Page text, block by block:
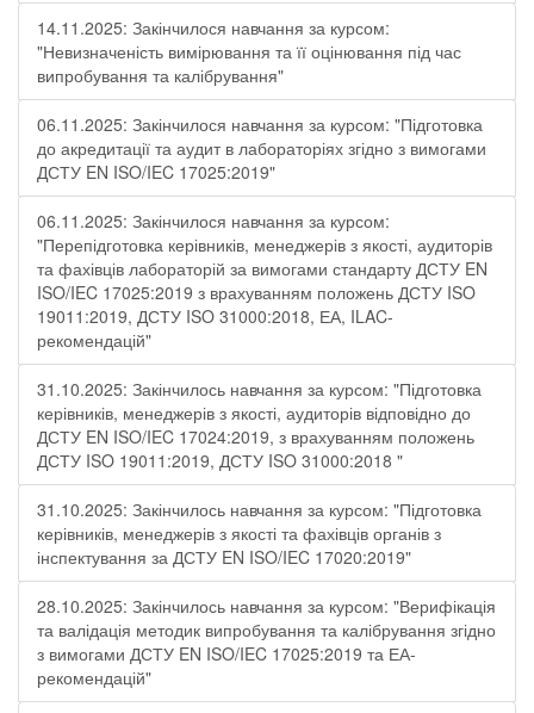
14.11.2025: Закінчилося навчання за курсом:
"Невизначеність вимірювання та її оцінювання під час
випробування та калібрування"
06.11.2025: Закінчилося навчання за курсом: "Підготовка
до акредитації та аудит в лабораторіях згідно з вимогами
ДСТУ EN ISO/IEC 17025:2019"
06.11.2025: Закінчилося навчання за курсом:
"Перепідготовка керівників, менеджерів з якості, аудиторів
та фахівців лабораторій за вимогами стандарту ДСТУ EN
ISO/IEC 17025:2019 з врахуванням положень ДСТУ ISO
19011:2019, ДСТУ ISO 31000:2018, ЕА, ILAC-
рекомендацій"
31.10.2025: Закінчилось навчання за курсом: "Підготовка
керівників, менеджерів з якості, аудиторів відповідно до
ДСТУ EN ISO/IEC 17024:2019, з врахуванням положень
ДСТУ ISO 19011:2019, ДСТУ ISO 31000:2018 "
31.10.2025: Закінчилось навчання за курсом: "Підготовка
керівників, менеджерів з якості та фахівців органів з
інспектування за ДСТУ EN ISO/IEC 17020:2019"
28.10.2025: Закінчилось навчання за курсом: "Верифікація
та валідація методик випробування та калібрування згідно
з вимогами ДСТУ EN ISO/IEC 17025:2019 та ЕА-
рекомендацій"